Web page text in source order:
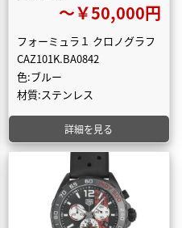
〜￥50,000円
フォーミュラ１ クロノグラフ
CAZ101K.BA0842
色:ブルー
材質:ステンレス
詳細を見る